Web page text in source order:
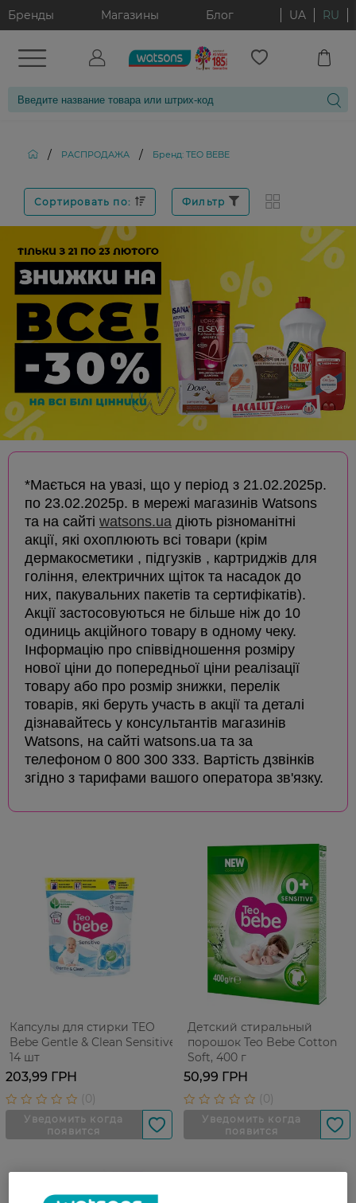
Бренды Магазины Блог UA RU
/ РАСПРОДАЖА / Бренд: TEO BEBE
Сортировать по: Фильтр
*Мається на увазі, що у період з 21.02.2025р.
по 23.02.2025р. в мережі магазинів Watsons
та на сайті watsons.ua діють різноманітні
акції, які охоплюють всі товари (крім
дермакосметики , підгузків , картриджів для
гоління, електричних щіток та насадок до
них, пакувальних пакетів та сертифікатів).
Акції застосовуються не більше ніж до 10
одиниць акційного товару в одному чеку.
Інформацію про співвідношення розміру
нової ціни до попередньої ціни реалізації
товару або про розмір знижки, перелік
товарів, які беруть участь в акції та деталі
дізнавайтесь у консультантів магазинів
Watsons, на сайті watsons.ua та за
телефоном 0 800 300 333. Вартість дзвінків
згідно з тарифами вашого оператора зв'язку.
Капсулы для стирки TEO
Bebe Gentle & Clean Sensitive
14 шт
203,99 ГРН
Детский стиральный
порошок Teo Bebe Cotton
Soft, 400 г
50,99 ГРН